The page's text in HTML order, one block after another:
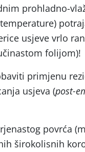
prohladno-
usjeve vrlo
folijom)!
primjenu
usjeva (post-
povrća
širokolisnih